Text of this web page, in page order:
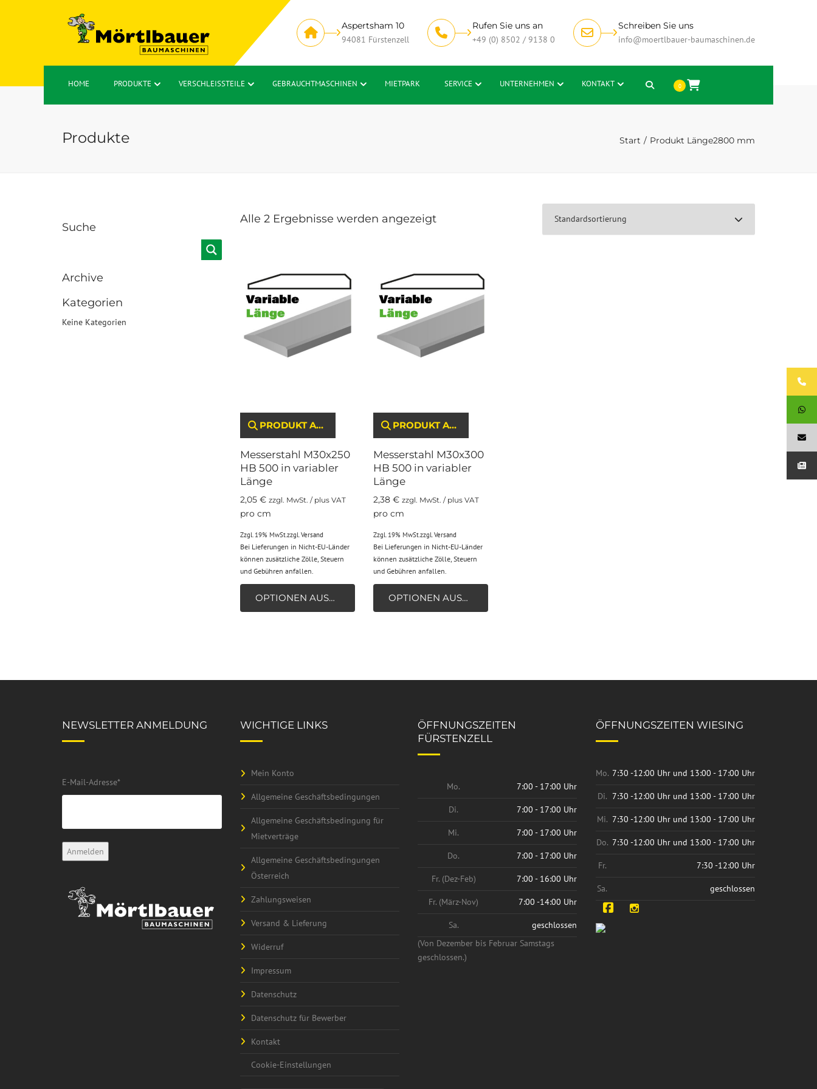
Aspertsham 10
94081 Fürstenzell
Rufen Sie uns an
+49 (0) 8502 / 9138 0
Schreiben Sie uns
info@moertlbauer-baumaschinen.de
HOME PRODUKTE VERSCHLEISSTEILE GEBRAUCHTMASCHINEN MIETPARK SERVICE UNTERNEHMEN KONTAKT Search
0
Produkte Start Produkt Länge2800 mm
Suche
Archive
Kategorien
Keine Kategorien
Alle 2 Ergebnisse werden angezeigt
PRODUKT ANSEHEN
Messerstahl M30x250
HB 500 in variabler
Länge
2,05 € zzgl. MwSt. / plus VAT
pro cm
Zzgl. 19% MwSt.zzgl. Versand
Bei Lieferungen in Nicht-EU-Länder
können zusätzliche Zölle, Steuern
und Gebühren anfallen.
OPTIONEN AUSWÄHLEN
PRODUKT ANSEHEN
Messerstahl M30x300
HB 500 in variabler
Länge
2,38 € zzgl. MwSt. / plus VAT
pro cm
Zzgl. 19% MwSt.zzgl. Versand
Bei Lieferungen in Nicht-EU-Länder
können zusätzliche Zölle, Steuern
und Gebühren anfallen.
OPTIONEN AUSWÄHLEN
NEWSLETTER ANMELDUNG
E-Mail-Adresse*
WICHTIGE LINKS
Mein Konto
Allgemeine Geschäftsbedingungen
Allgemeine Geschäftsbedingung für
Mietverträge
Allgemeine Geschäftsbedingungen
Österreich
Zahlungsweisen
Versand & Lieferung
Widerruf
Impressum
Datenschutz
Datenschutz für Bewerber
Kontakt
Cookie-Einstellungen
ÖFFNUNGSZEITEN
FÜRSTENZELL
Mo. 7:00 - 17:00 Uhr
Di. 7:00 - 17:00 Uhr
Mi. 7:00 - 17:00 Uhr
Do. 7:00 - 17:00 Uhr
Fr. (Dez-Feb) 7:00 - 16:00 Uhr
Fr. (März-Nov) 7:00 -14:00 Uhr
Sa.
geschlossen
(Von Dezember bis Februar Samstags
geschlossen.)
ÖFFNUNGSZEITEN WIESING
Mo. 7:30 -12:00 Uhr und 13:00 - 17:00 Uhr
Di. 7:30 -12:00 Uhr und 13:00 - 17:00 Uhr
Mi. 7:30 -12:00 Uhr und 13:00 - 17:00 Uhr
Do. 7:30 -12:00 Uhr und 13:00 - 17:00 Uhr
Fr. 7:30 -12:00 Uhr
Sa. geschlossen
Facebook